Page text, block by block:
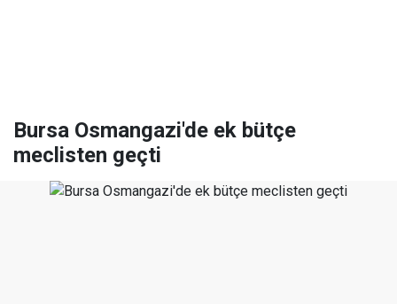
Bursa Osmangazi'de ek bütçe
meclisten geçti